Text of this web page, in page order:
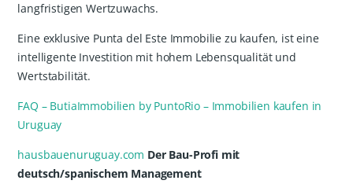
langfristigen Wertzuwachs.
Eine exklusive Punta del Este Immobilie zu kaufen, ist eine
intelligente Investition mit hohem Lebensqualität und
Wertstabilität.
FAQ – ButiaImmobilien by PuntoRio – Immobilien kaufen in
Uruguay
hausbauenuruguay.com Der Bau-Profi mit
deutsch/spanischem Management